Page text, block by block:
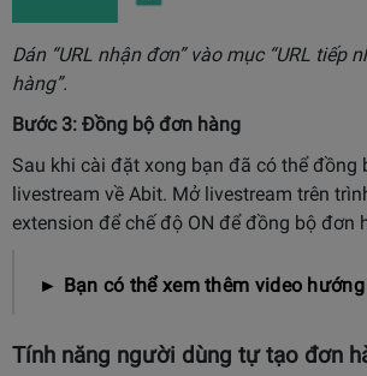
Dán “URL nhận đơn” vào mục “URL tiếp
hàng”.
Bước 3: Đồng bộ đơn hàng
Sau khi cài đặt xong bạn đã có thể đồng
livestream về Abit. Mở livestream trên
extension để chế độ ON để đồng bộ đơn
► Bạn có thể xem thêm video
Tính năng người dùng tự tạo đơn